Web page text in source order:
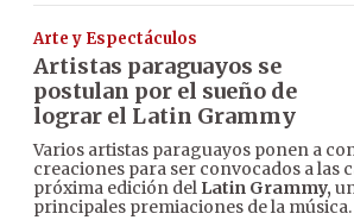
Arte y Espectáculos
Artistas paraguayos se
postulan por el sueño de
lograr el Latin Grammy
Varios artistas paraguayos ponen a
creaciones para ser convocados a las
próxima edición del Latin Grammy,
principales premiaciones de la música.